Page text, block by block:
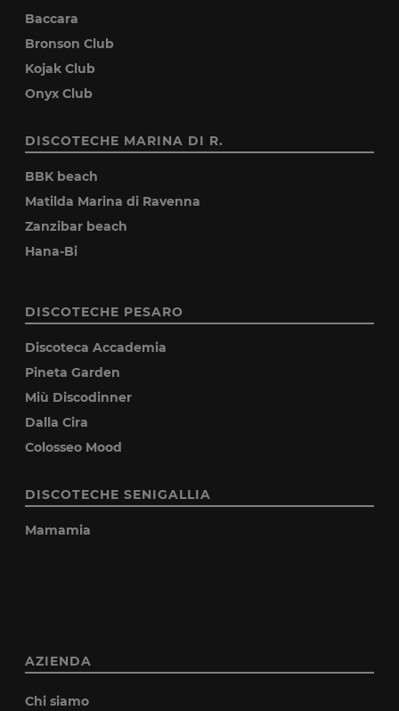
Baccara
Bronson Club
Kojak Club
Onyx Club
DISCOTECHE MARINA DI R.
BBK beach
Matilda Marina di Ravenna
Zanzibar beach
Hana-Bi
DISCOTECHE PESARO
Discoteca Accademia
Pineta Garden
Miù Discodinner
Dalla Cira
Colosseo Mood
DISCOTECHE SENIGALLIA
Mamamia
AZIENDA
Chi siamo